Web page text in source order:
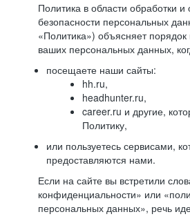
Политика в области обработки и
безопасности персональных
«Политика») объясняет порядок
ваших персональных данных,
посещаете наши сайты:
hh.ru,
headhunter.ru,
career.ru и другие,
Политику,
или пользуетесь сервисами,
предоставляются нами.
Если на сайте вы встретили
конфиденциальности» или
персональных данных», речь